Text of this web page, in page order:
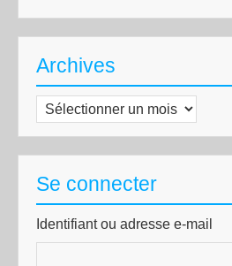
Archives
Archives
Se connecter
Identifiant ou adresse e-mail